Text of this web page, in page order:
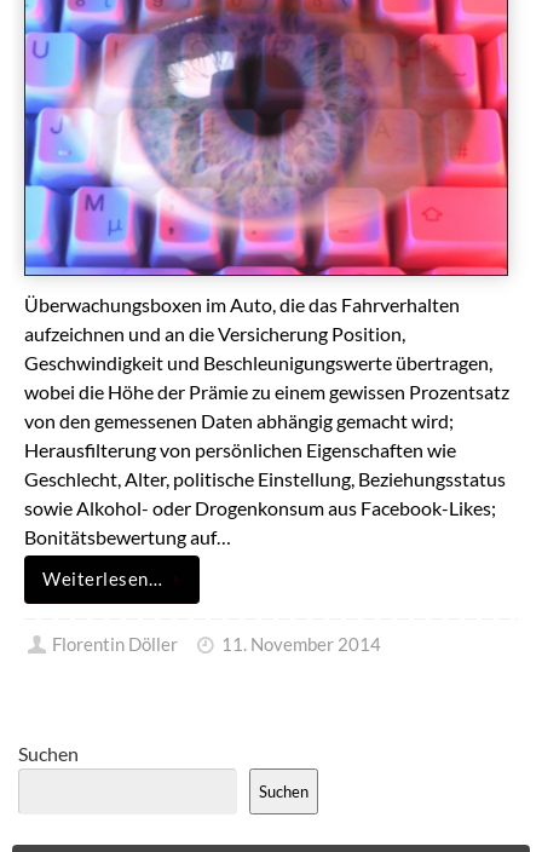
Überwachungsboxen im Auto, die das Fahrverhalten
aufzeichnen und an die Versicherung Position,
Geschwindigkeit und Beschleunigungswerte übertragen,
wobei die Höhe der Prämie zu einem gewissen Prozentsatz
von den gemessenen Daten abhängig gemacht wird;
Herausfilterung von persönlichen Eigenschaften wie
Geschlecht, Alter, politische Einstellung, Beziehungsstatus
sowie Alkohol- oder Drogenkonsum aus Facebook-Likes;
Bonitätsbewertung auf…
Weiterlesen…
Florentin Döller 11. November 2014
Suchen
Suchen